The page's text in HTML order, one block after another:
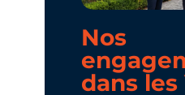
Nos
dans les